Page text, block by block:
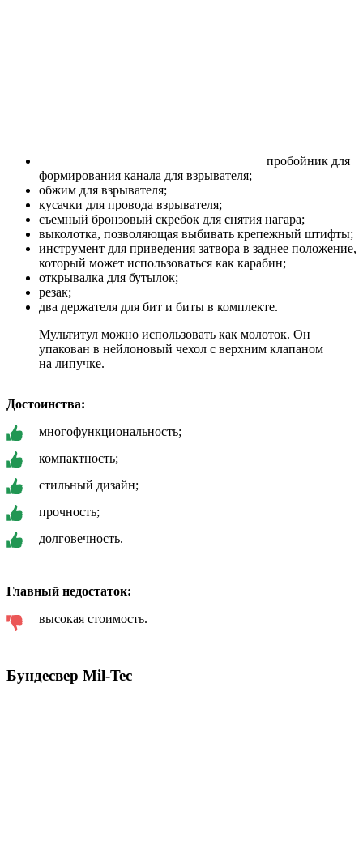
пробойник для
формирования канала для взрывателя;
обжим для взрывателя;
кусачки для провода взрывателя;
съемный бронзовый скребок для снятия нагара;
выколотка, позволяющая выбивать крепежный штифты;
инструмент для приведения затвора в заднее положение,
который может использоваться как карабин;
открывалка для бутылок;
резак;
два держателя для бит и биты в комплекте.
Мультитул можно использовать как молоток. Он
упакован в нейлоновый чехол с верхним клапаном
на липучке.
Достоинства:
многофункциональность;
компактность;
стильный дизайн;
прочность;
долговечность.
Главный недостаток:
высокая стоимость.
Бундесвер Mil-Tec